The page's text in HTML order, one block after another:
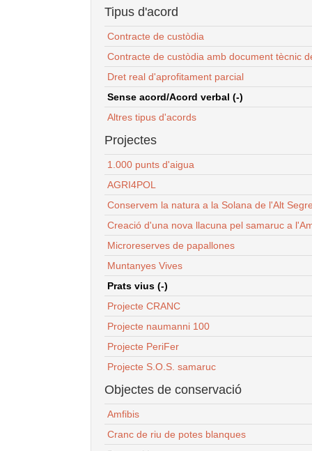
Tipus d'acord
Contracte de custòdia
Contracte de custòdia amb document tècnic
Dret real d'aprofitament parcial
Sense acord/Acord verbal (-)
Altres tipus d'acords
Projectes
1.000 punts d'aigua
AGRI4POL
Conservem la natura a la Solana de l'Alt
Creació d'una nova llacuna pel samaruc a
Microreserves de papallones
Muntanyes Vives
Prats vius (-)
Projecte CRANC
Projecte naumanni 100
Projecte PeriFer
Projecte S.O.S. samaruc
Objectes de conservació
Amfibis
Cranc de riu de potes blanques